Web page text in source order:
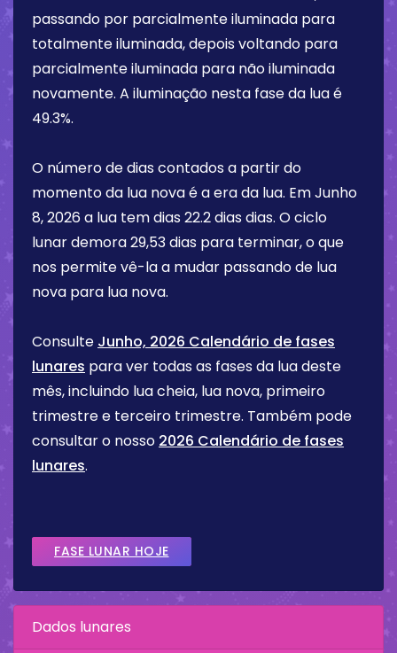
passando por parcialmente iluminada para
totalmente iluminada, depois voltando para
parcialmente iluminada para não iluminada
novamente. A iluminação nesta fase da lua é
49.3%.
O número de dias contados a partir do
momento da lua nova é a era da lua. EmJunho
8, 2026 a lua tem dias 22.2 dias dias. O ciclo
lunar demora 29,53 dias para terminar, o que
nos permite vê-la a mudar passando de lua
nova para lua nova.
Consulte Junho, 2026 Calendário de fases
lunares para ver todas as fases da lua deste
mês, incluindo lua cheia, lua nova, primeiro
trimestre e terceiro trimestre. Também pode
consultar o nosso 2026 Calendário de fases
lunares.
FASE LUNAR HOJE
Dados lunares